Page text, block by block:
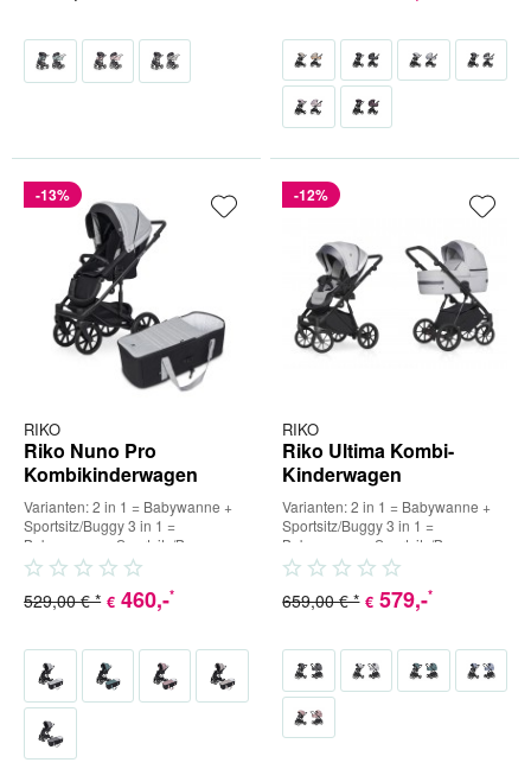
-13%
RIKO
Riko Nuno Pro
Kombikinderwagen
Varianten: 2 in 1 = Babywanne +
Sportsitz/Buggy 3 in 1 =
Babywanne + Sportsitz/Buggy +
Babyschale (inkl. Adapter) 4...
€ 460,-*
529,00 € *
-12%
RIKO
Riko Ultima Kombi-
Kinderwagen
Varianten: 2 in 1 = Babywanne +
Sportsitz/Buggy 3 in 1 =
Babywanne + Sportsitz/Buggy +
Babyschale (inkl. Adapter) 4...
€ 579,-*
659,00 € *